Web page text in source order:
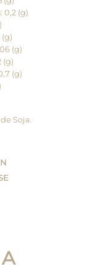
0,2 (g)
(g)
(g)
(g)
Soja.